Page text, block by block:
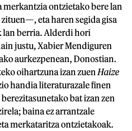
merkantzia ontzietako bere lan
eta haren segida gisa
lan berria. Alderdi hori
justu, Xabier Mendiguren
aurkezpenean, Donostian.
oihartzuna izan zuen Haize
handia literaturazale finen
bat izan zen
baina ez arrantzale
merkataritza ontzietakoak.